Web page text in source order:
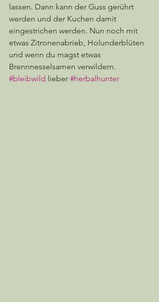
lassen. Dann kann der Guss gerührt
werden und der Kuchen damit
eingestrichen werden. Nun noch mit
etwas Zitronenabrieb, Holunderblüten
und wenn du magst etwas
Brennnesselsamen verwildern.
#bleibwild lieber #herbalhunter